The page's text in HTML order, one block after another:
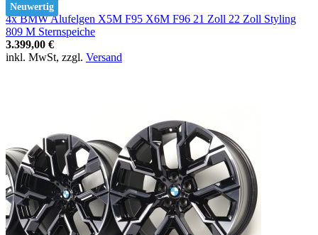
Neuwertig
4x BMW Alufelgen X5M F95 X6M F96 21 Zoll 22 Zoll Styling
809 M Sternspeiche
3.399,00 €
inkl. MwSt, zzgl. Versand